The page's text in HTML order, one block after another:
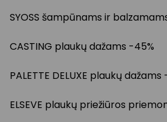
SYOSS šampūnams ir
CASTING plaukų dažams -45%
PALETTE DELUXE plaukų dažams
ELSEVE plaukų priežiūros